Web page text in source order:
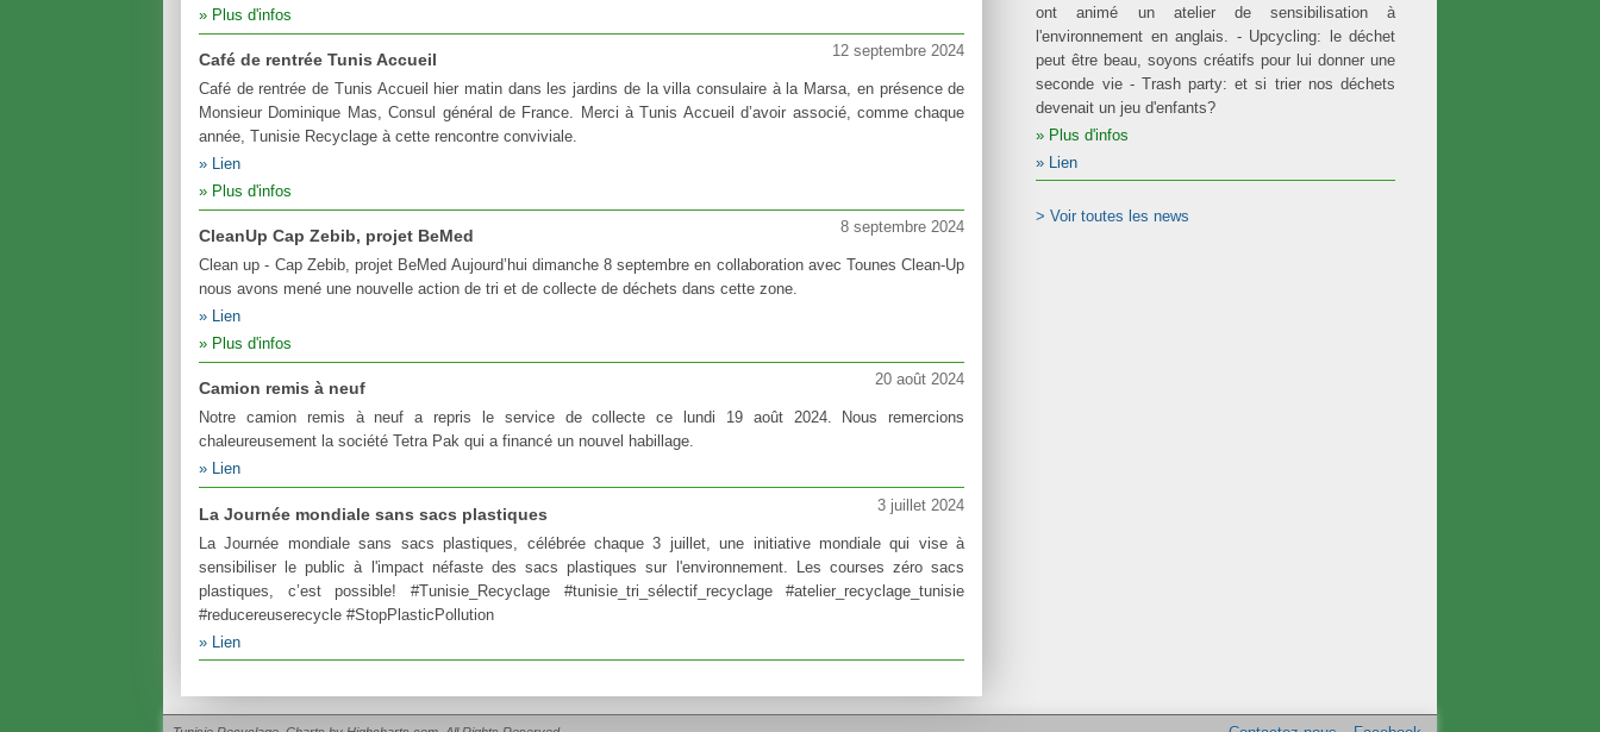
Plus d'infos
12 septembre 2024
Café de rentrée Tunis Accueil
Café de rentrée de Tunis Accueil hier matin dans les jardins de la villa consulaire à la Marsa, en présence de
Monsieur Dominique Mas, Consul général de France. Merci à Tunis Accueil d’avoir associé, comme chaque
année, Tunisie Recyclage à cette rencontre conviviale.
Lien
Plus d'infos
8 septembre 2024
CleanUp Cap Zebib, projet BeMed
Clean up - Cap Zebib, projet BeMed Aujourd’hui dimanche 8 septembre en collaboration avec Tounes Clean-Up
nous avons mené une nouvelle action de tri et de collecte de déchets dans cette zone.
Lien
Plus d'infos
20 août 2024
Camion remis à neuf
Notre camion remis à neuf a repris le service de collecte ce lundi 19 août 2024. Nous remercions
chaleureusement la société Tetra Pak qui a financé un nouvel habillage.
Lien
3 juillet 2024
La Journée mondiale sans sacs plastiques
La Journée mondiale sans sacs plastiques, célébrée chaque 3 juillet, une initiative mondiale qui vise à
sensibiliser le public à l'impact néfaste des sacs plastiques sur l'environnement. Les courses zéro sacs
plastiques, c’est possible! #Tunisie_Recyclage #tunisie_tri_sélectif_recyclage #atelier_recyclage_tunisie
#reducereuserecycle #StopPlasticPollution
Lien
ont animé un atelier de sensibilisation à
l'environnement en anglais. - Upcycling: le déchet
peut être beau, soyons créatifs pour lui donner une
seconde vie - Trash party: et si trier nos déchets
devenait un jeu d'enfants?
Plus d'infos
Lien
> Voir toutes les news